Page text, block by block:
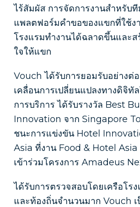
ไร้สัมผัส การจัดการงานสำหรับ
แพลตฟอร์มคำขอของแขกที่ใช้ง
โรงแรมทำงานได้ฉลาดขึ้นและส
ใจให้แขก
Vouch ได้รับการยอมรับอย่างต่
เคลื่อนการเปลี่ยนแปลงทางดิจิทั
การบริการ ได้รับรางวัล Best
Innovation จาก Singapore
ชนะการแข่งขัน Hotel
Asia ที่งาน Food & Hotel Asia
เข้าร่วมโครงการ Amadeus
ได้รับการตรวจสอบโดยเครือโร
และท้องถิ่นจำนวนมาก Vouch เ